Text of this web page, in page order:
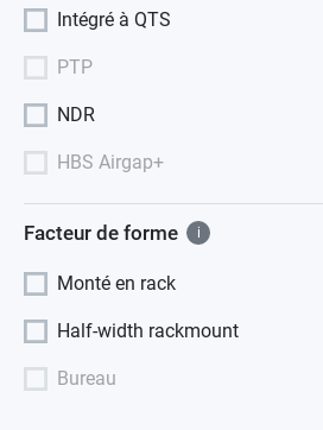
Intégré à QTS
PTP
NDR
HBS Airgap+
Facteur de forme i
Monté en rack
Half-width rackmount
Bureau